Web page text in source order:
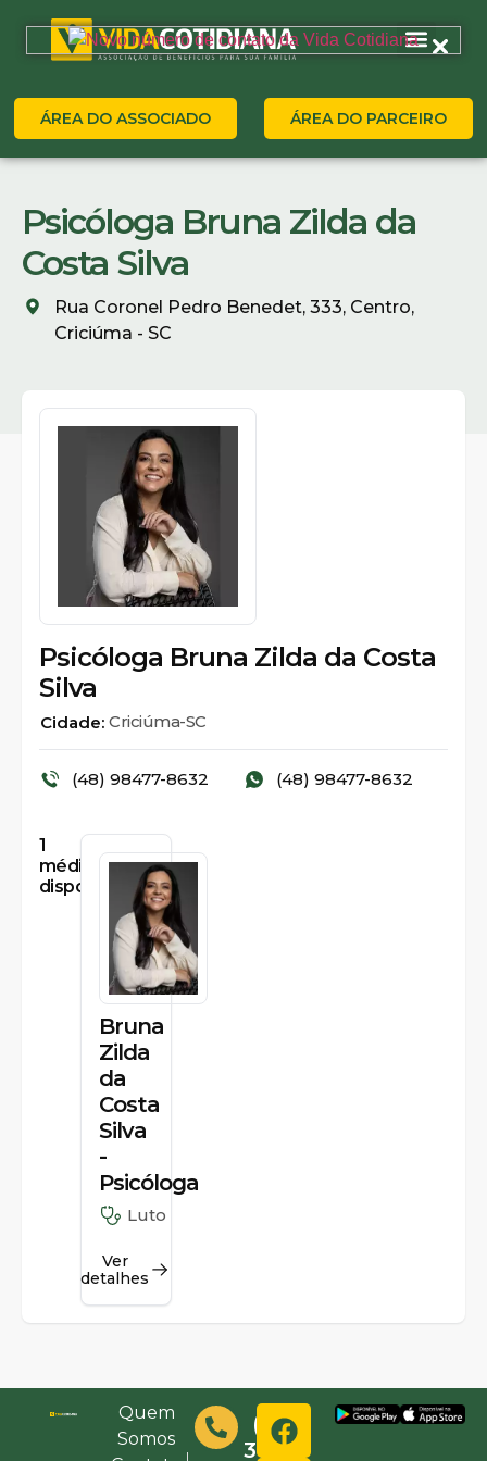
ÁREA DO ASSOCIADO ÁREA DO PARCEIRO
Psicóloga Bruna Zilda da
Costa Silva
Rua Coronel Pedro Benedet, 333, Centro,
Criciúma - SC
Psicóloga Bruna Zilda da Costa
Silva
Cidade: Criciúma-SC
(48) 98477-8632 (48) 98477-8632
1
médicos
disponíveis
Bruna
Zilda
da
Costa
Silva
-
Psicóloga
Luto
Ver
detalhes
Quem
Somos
(48)
3632-